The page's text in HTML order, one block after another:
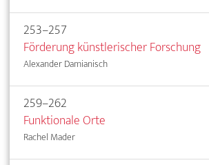
253–257
Förderung künstlerischer Forschung
Alexander Damianisch
259–262
Funktionale Orte
Rachel Mader